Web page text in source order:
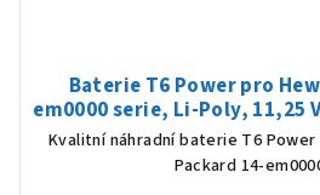
Baterie T6 Power pro
em0000 serie, Li-Poly, 11,25
černá
Kvalitní náhradní baterie T6
Packard 14-